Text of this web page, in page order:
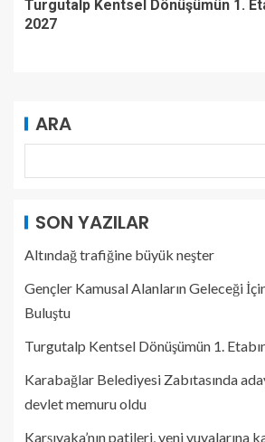
Turgutalp Kentsel Dönüşümün 1.
2027
ARA
SON YAZILAR
Altındağ trafiğine büyük neşter
Gençler Kamusal Alanların Geleceği
Buluştu
Turgutalp Kentsel Dönüşümün 1.
Karabağlar Belediyesi Zabıtasında
devlet memuru oldu
Karşıyaka’nın patileri, yeni yuvalarına